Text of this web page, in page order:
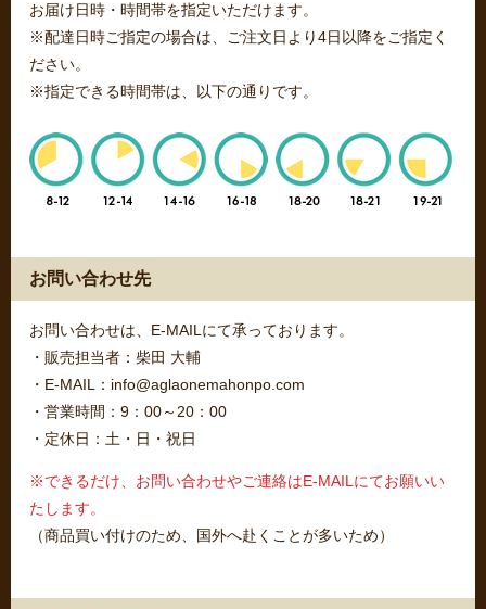
お届け日時・時間帯を指定いただけます。
※配達日時ご指定の場合は、ご注文日より4日以降をご指定く
ださい。
※指定できる時間帯は、以下の通りです。
お問い合わせ先
お問い合わせは、E-MAILにて承っております。
・販売担当者：柴田 大輔
・E-MAIL：info@aglaonemahonpo.com
・営業時間：9：00～20：00
・定休日：土・日・祝日
※できるだけ、お問い合わせやご連絡はE-MAILにてお願いい
たします。
（商品買い付けのため、国外へ赴くことが多いため）